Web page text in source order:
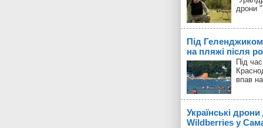
дрони
Під
на пляжі після
Під
впав
Українські
Wildberries у